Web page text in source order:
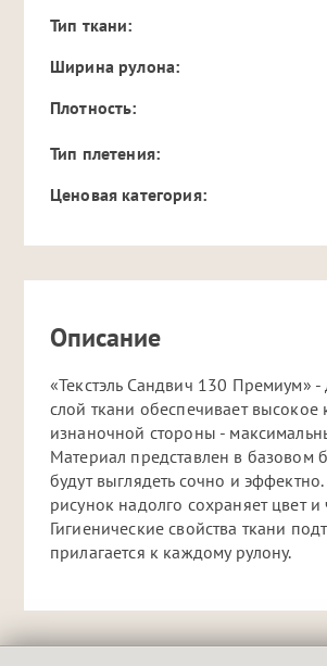
Тип ткани:
Ширина рулона:
Плотность:
Тип плетения:
Ценовая категория:
Описание
«Текстэль Сандвич 130 Премиум»
слой ткани обеспечивает
изнаночной стороны -
Материал представлен в базовом
будут выглядеть сочно и
рисунок надолго сохраняет цвет
Гигиенические свойства ткани
прилагается к каждому рулону.